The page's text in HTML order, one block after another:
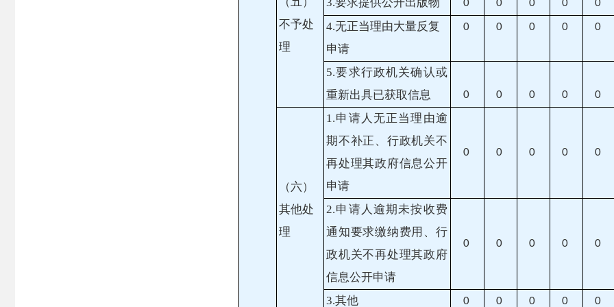
不予处
理
0 0 0 0 0
4.无正当理由大量反复
申请
0 0 0 0 0
5.要求行政机关确认或
重新出具已获取信息
0 0 0 0 0
（六）
其他处
理
1.申请人无正当理由逾
期不补正、行政机关不
再处理其政府信息公开
申请
0 0 0 0 0
2.申请人逾期未按收费
通知要求缴纳费用、行
政机关不再处理其政府
信息公开申请
0 0 0 0 0
3.其他 0 0 0 0 0